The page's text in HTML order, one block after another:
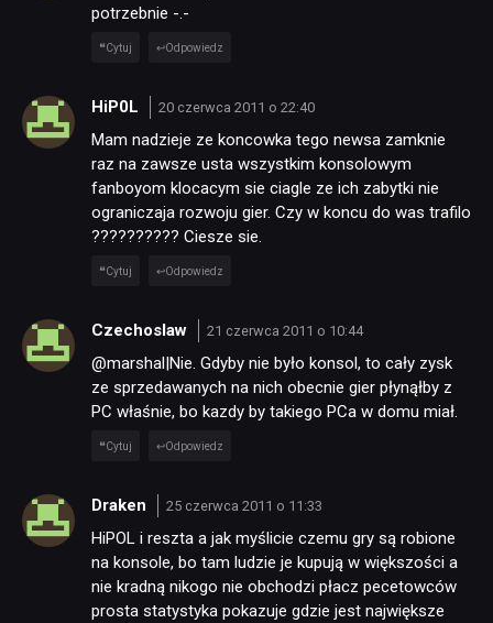
potrzebnie -.-
Cytuj Odpowiedz
HiP0L 20 czerwca 2011 o 22:40
Mam nadzieje ze koncowka tego newsa zamknie
raz na zawsze usta wszystkim konsolowym
fanboyom klocacym sie ciagle ze ich zabytki nie
ograniczaja rozwoju gier. Czy w koncu do was trafilo
?????????? Ciesze sie.
Cytuj Odpowiedz
Czechoslaw 21 czerwca 2011 o 10:44
@marshal|Nie. Gdyby nie było konsol, to cały zysk
ze sprzedawanych na nich obecnie gier płynąłby z
PC właśnie, bo kazdy by takiego PCa w domu miał.
Cytuj Odpowiedz
Draken 25 czerwca 2011 o 11:33
HiPOL i reszta a jak myślicie czemu gry są robione
na konsole, bo tam ludzie je kupują w większości a
nie kradną nikogo nie obchodzi płacz pecetowców
prosta statystyka pokazuje gdzie jest największe